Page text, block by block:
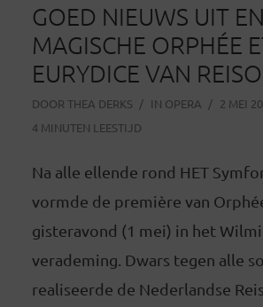
GOED NIEUWS UIT
MAGISCHE ORPHÉE
EURYDICE VAN
DOOR THEA DERKS IN OPERA
2 MEI
4 MINUTEN LEESTIJD
Na alle ellende rond HET
vormde de première van
gisteravond (1 mei) in het
verademing. Dwars tegen alle
realiseerde de Nederlandse